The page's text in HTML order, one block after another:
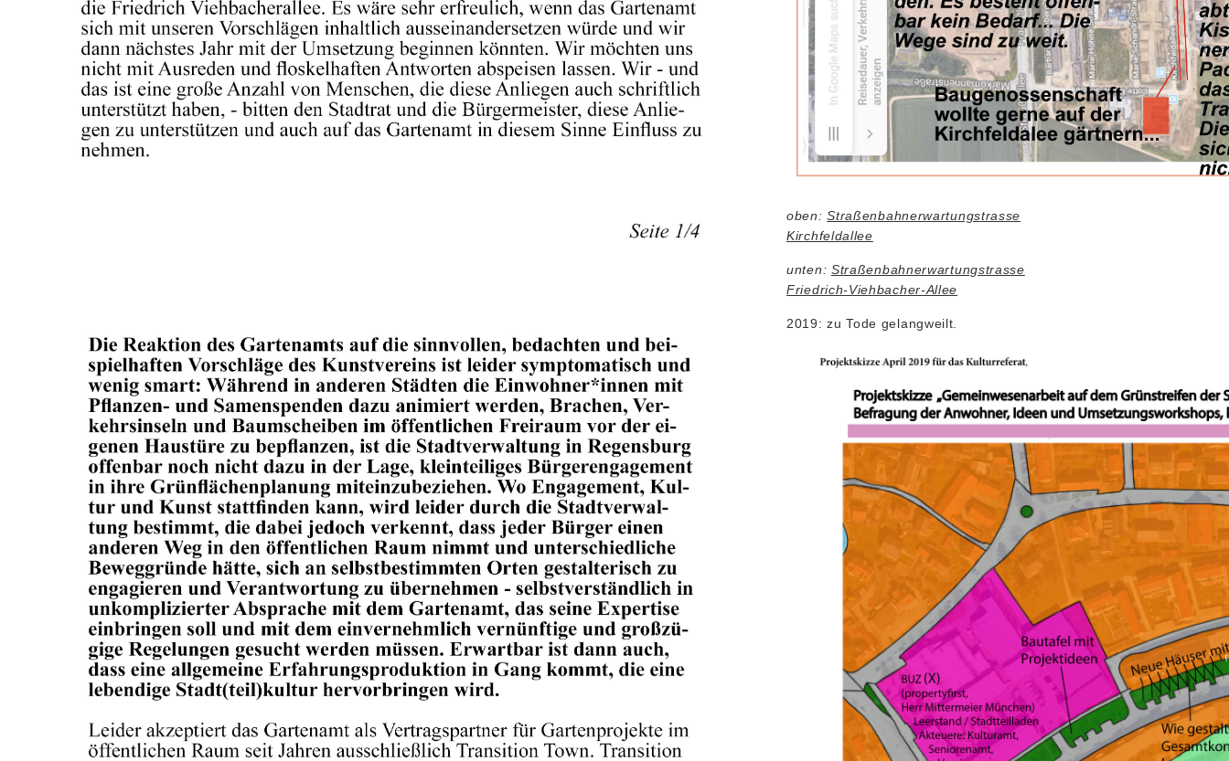
oben:Straßenbahnerwartungstrasse
Kirchfeldallee
unten: Straßenbahnerwartungstrasse
Friedrich-Viehbacher-Allee
2019: zu Tode gelangweilt.